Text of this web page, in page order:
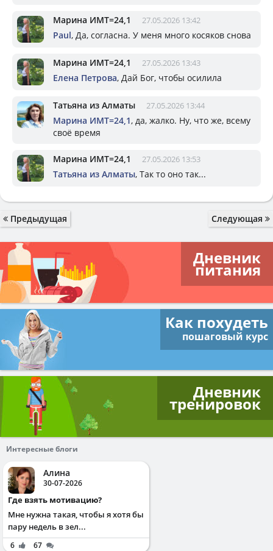
Марина ИМТ=24,1 27.05.2026 13:42
Paul, Да, согласна. У меня много косяков снова
Марина ИМТ=24,1 27.05.2026 13:43
Елена Петрова, Дай Бог, чтобы осилила
Татьяна из Алматы 27.05.2026 13:44
Марина ИМТ=24,1, да, жалко. Ну, что же, всему
своё время
Марина ИМТ=24,1 27.05.2026 13:53
Татьяна из Алматы, Так то оно так...
Предыдущая Следующая
Дневник
питания
Как похудеть
пошаговый курс
Дневник
тренировок
Интересные блоги
Алина
30-07-2026
Где взять мотивацию?
Мне нужна такая, чтобы я хотя бы
пару недель в зел...
6 67